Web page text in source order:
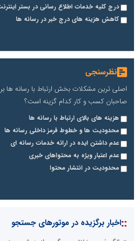
درج کلیه خدمات اطلاع رسانی در بستر
کاهش هزینه های درج خبر در رسانه ها
نظرسنجی
اصلی ترین مشکلات بخش ارتباط با رسانه ها
صاحبان کسب و کار کدام گزینه است؟
هزینه های بالای ارتباط با رسانه ها
محدودیت ها و خطوط قرمز داخلی رسانه ها
عدم داشتن ایده در ارائه خدمات رسانه ای
عدم اعتبار ویژه به محتواهای خبری
محدودیت در انتشار محتوا
::اخبار برگزیده در موتورهای جستجو